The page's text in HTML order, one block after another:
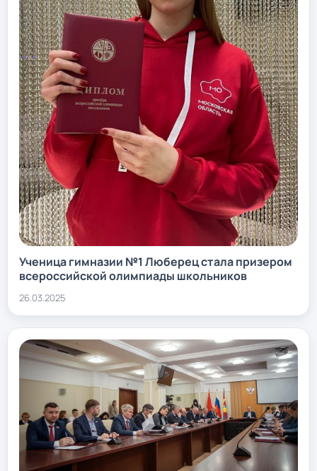
Ученица гимназии №1 Люберец стала призером
всероссийской олимпиады школьников
26.03.2025